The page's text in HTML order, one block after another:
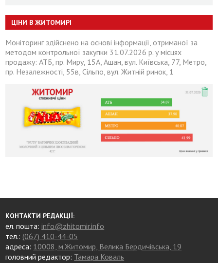
ЦІНИ В ЖИТОМИРІ
Моніторинг здійснено на основі інформації, отриманої за
методом контрольної закупки 31.07.2026 р. у місцях
продажу: АТБ, пр. Миру, 15А, Ашан, вул. Київська, 77, Метро,
пр. Незалежності, 55в, Сільпо, вул. Житній ринок, 1
КОНТАКТИ РЕДАКЦІЇ:
ел. пошта:info@zhitomir.info
тел.: (067) 410-44-05
адреса: 10008, м.Житомир, Велика Бердичівська, 19
головний редактор: Тамара Коваль